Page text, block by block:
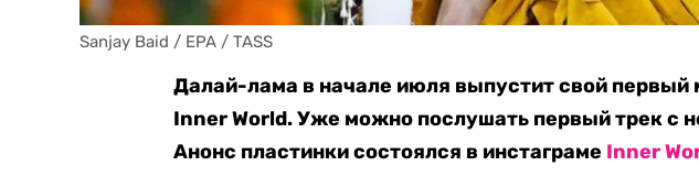
Sanjay Baid / EPA / TASS
Далай-лама в начале июля выпустит свой
Inner World. Уже можно послушать первый трек с
Анонс пластинки состоялся в инстаграме Inner